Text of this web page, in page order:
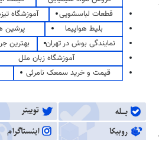
قطعات لباسشویی
آموزشگاه
بلیط هواپیما
پرشین
نمایندگی بوش در تهران
بهترین
آموزشگاه زبان ملل
قیمت و خرید سمعک نامرئی